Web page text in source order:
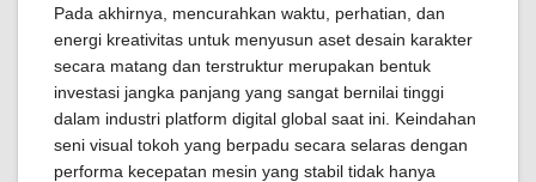
Pada akhirnya, mencurahkan waktu, perhatian, dan
energi kreativitas untuk menyusun aset desain karakter
secara matang dan terstruktur merupakan bentuk
investasi jangka panjang yang sangat bernilai tinggi
dalam industri platform digital global saat ini. Keindahan
seni visual tokoh yang berpadu secara selaras dengan
performa kecepatan mesin yang stabil tidak hanya